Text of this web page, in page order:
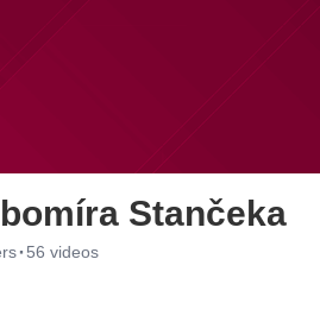
Stančeka
· 56 videos